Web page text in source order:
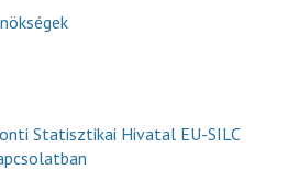
Statisztikai Hivatal EU-SILC